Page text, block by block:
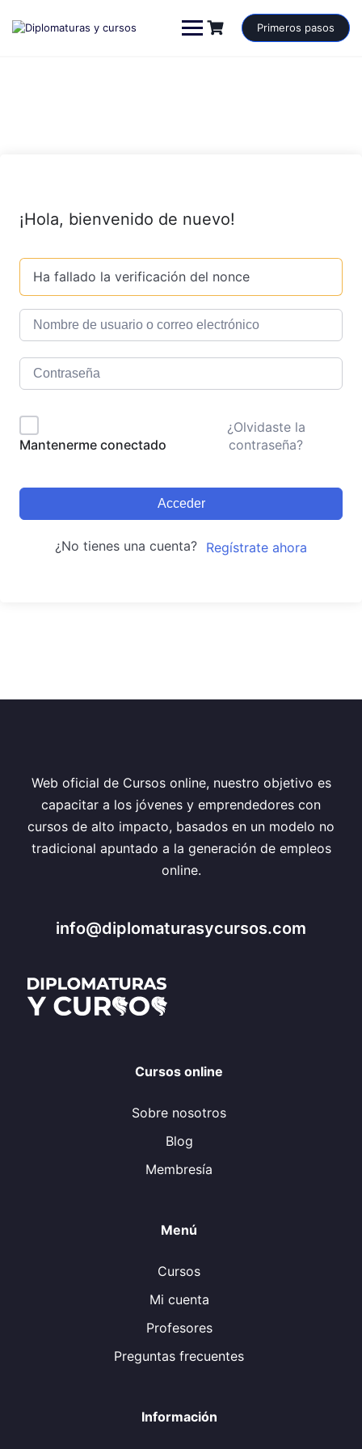
contenido
Primeros pasos
¡Hola, bienvenido de nuevo!
Ha fallado la verificación del nonce
Mantenerme conectado
¿Olvidaste la
contraseña?
Acceder
¿No tienes una cuenta? Regístrate ahora
Web oficial de Cursos online, nuestro objetivo es
capacitar a los jóvenes y emprendedores con
cursos de alto impacto, basados en un modelo no
tradicional apuntado a la generación de empleos
online.
info@diplomaturasycursos.com
Cursos online
Sobre nosotros
Blog
Membresía
Menú
Cursos
Mi cuenta
Profesores
Preguntas frecuentes
Información